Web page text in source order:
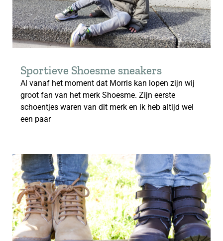
Sportieve Shoesme sneakers
Al vanaf het moment dat Morris kan lopen zijn wij
groot fan van het merk Shoesme. Zijn eerste
schoentjes waren van dit merk en ik heb altijd wel
een paar